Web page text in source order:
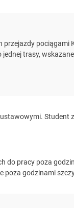
pociągami
trasy,
Student
do pracy poza
poza godzinami